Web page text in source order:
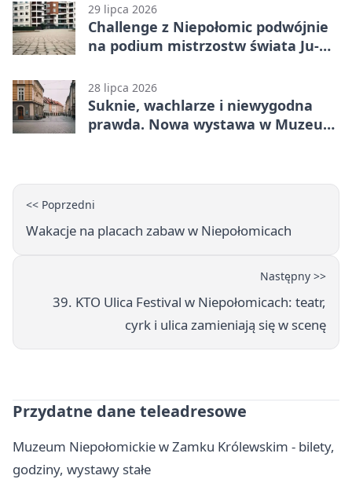
29 lipca 2026
Challenge z Niepołomic podwójnie
na podium mistrzostw świata Ju-
28 lipca 2026
Suknie, wachlarze i niewygodna
prawda. Nowa wystawa w Muzeum
<< Poprzedni
Wakacje na placach zabaw w Niepołomicach
Następny >>
39. KTO Ulica Festival w Niepołomicach: teatr,
cyrk i ulica zamieniają się w scenę
Przydatne dane teleadresowe
Muzeum Niepołomickie w Zamku Królewskim - bilety,
godziny, wystawy stałe